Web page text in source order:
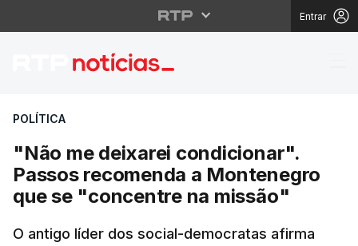
Entrar
"Não me deixarei
POLÍTICA
"Não me deixarei condicionar".
Passos recomenda a Montenegro
que se "concentre na missão"
O antigo líder dos social-democratas afirma